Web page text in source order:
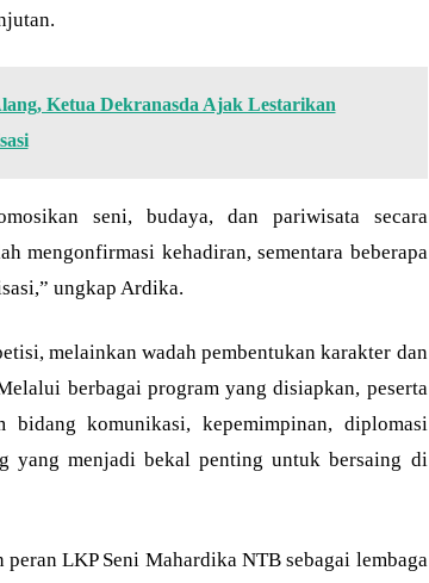
Ketua Dekranasda Ajak Lestarikan
seni, budaya, dan pariwisata secara
mengonfirmasi kehadiran, sementara beberapa
ungkap Ardika.
melainkan wadah pembentukan karakter dan
berbagai program yang disiapkan, peserta
bidang komunikasi, kepemimpinan, diplomasi
yang menjadi bekal penting untuk bersaing di
LKP Seni Mahardika NTB sebagai lembaga